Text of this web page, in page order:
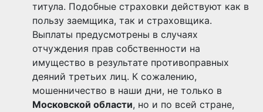
титула. Подобные страховки действуют как в
пользу заемщика, так и страховщика.
Выплаты предусмотрены в случаях
отчуждения прав собственности на
имущество в результате противоправных
деяний третьих лиц. К сожалению,
мошенничество в наши дни, не только в
Московской области, но и по всей стране,